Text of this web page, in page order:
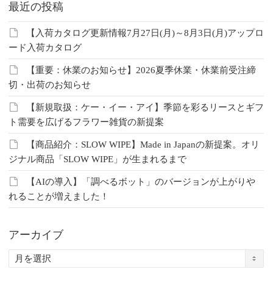
最近の投稿
【入荷カタログ更新情報7月27日(月)～8月3日(月)アップロ
ード入荷カタログ
【重要：休業のお知らせ】2026夏季休業・休業前受注締
切・出荷のお知らせ
【新規取扱：ケー・イー・アイ】季節を彩るリースとギフ
ト需要を広げるフラワー雑貨の新提案
【商品紹介：SLOW WIPE】Made in Japanの新提案。オリ
ジナル商品「SLOW WIPE」が生まれるまで
【AIの導入】「調べるボット」のバージョンが上がりや
れることが増えました！
アーカイブ
ア